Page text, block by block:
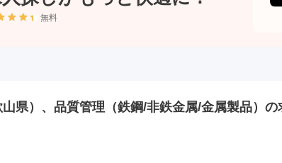
無料
県）、品質管理（鉄鋼/非鉄金属/金属製品）の